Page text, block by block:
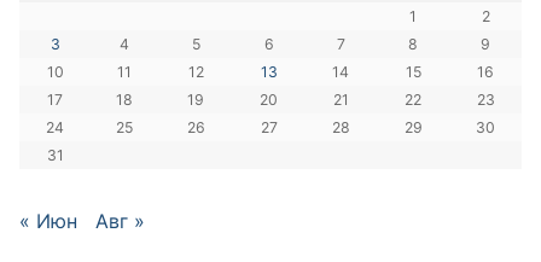
1
2
3
4 5 6 7 8
9
10
11 12 13 14 15
16
17
18 19 20 21 22
23
24
25 26 27 28 29
30
31
« Июн Авг »